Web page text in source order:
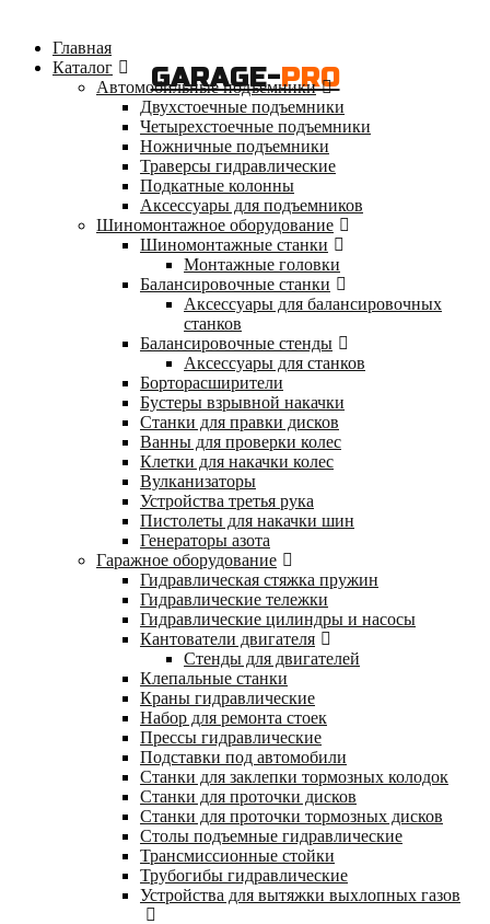
GARAGE-PRO
Главная
Каталог
Автомобильные подъемники
Двухстоечные подъемники
Четырехстоечные подъемники
Ножничные подъемники
Траверсы гидравлические
Подкатные колонны
Аксессуары для подъемников
Шиномонтажное оборудование
Шиномонтажные станки
Монтажные головки
Балансировочные станки
Аксессуары для балансировочных
станков
Балансировочные стенды
Аксессуары для станков
Борторасширители
Бустеры взрывной накачки
Станки для правки дисков
Ванны для проверки колес
Клетки для накачки колес
Вулканизаторы
Устройства третья рука
Пистолеты для накачки шин
Генераторы азота
Гаражное оборудование
Гидравлическая стяжка пружин
Гидравлические тележки
Гидравлические цилиндры и насосы
Кантователи двигателя
Стенды для двигателей
Клепальные станки
Краны гидравлические
Набор для ремонта стоек
Прессы гидравлические
Подставки под автомобили
Станки для заклепки тормозных колодок
Станки для проточки дисков
Станки для проточки тормозных дисков
Столы подъемные гидравлические
Трансмиссионные стойки
Трубогибы гидравлические
Устройства для вытяжки выхлопных газов